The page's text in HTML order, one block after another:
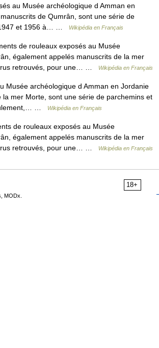
au Musée archéologique d Amman en
de Qumrân, sont une série de
1947 et 1956 à… …
Wikipédia en Français
de rouleaux exposés au Musée
également appelés manuscrits de la mer
retrouvés, pour une… …
Wikipédia en Français
archéologique d Amman en Jordanie
mer Morte, sont une série de parchemins et
…
Wikipédia en Français
de rouleaux exposés au Musée
également appelés manuscrits de la mer
retrouvés, pour une… …
Wikipédia en Français
18+
MODx.